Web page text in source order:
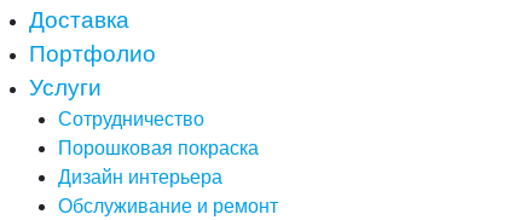
Доставка
Портфолио
Услуги
Сотрудничество
Порошковая покраска
Дизайн интерьера
Обслуживание и ремонт